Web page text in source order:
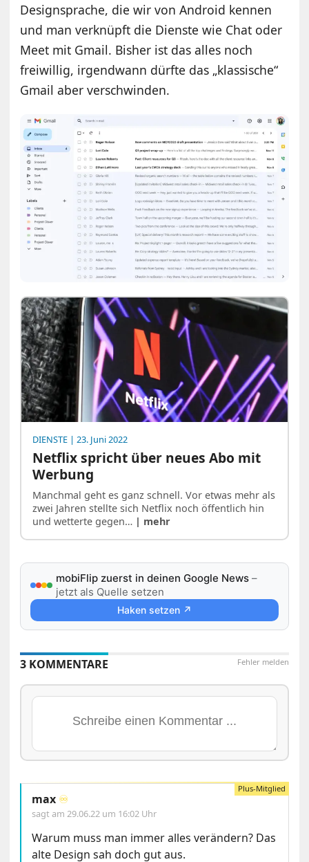
Designsprache, die wir von Android kennen
und man verknüpft die Dienste wie Chat oder
Meet mit Gmail. Bisher ist das alles noch
freiwillig, irgendwann dürfte das „klassische“
Gmail aber verschwinden.
DIENSTE | 23. Juni 2022
Netflix spricht über neues Abo mit
Werbung
Manchmal geht es ganz schnell. Vor etwas mehr als
zwei Jahren stellte sich Netflix noch öffentlich hin
und wetterte gegen… | mehr
mobiFlip zuerst in deinen Google News –
jetzt als Quelle setzen
Haken setzen ↗
Fehler melden
3 KOMMENTARE
max ♾️
sagt am 29.06.22 um 16:02 Uhr
Warum muss man immer alles verändern? Das
alte Design sah doch gut aus.